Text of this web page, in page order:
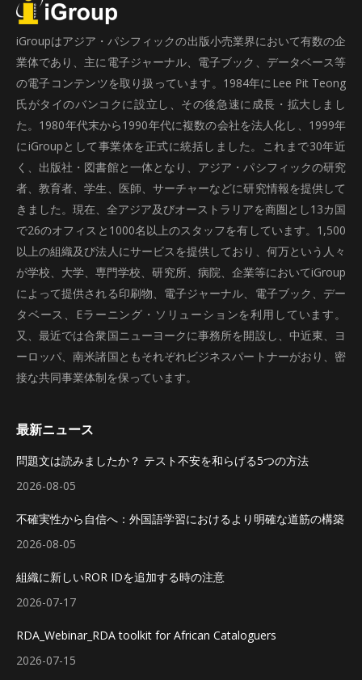
iGroupはアジア・パシフィックの出版小売業界において有数の企
業体であり、主に電子ジャーナル、電子ブック、データベース等
の電子コンテンツを取り扱っています。1984年にLee Pit Teong
氏がタイのバンコクに設立し、その後急速に成長・拡大しまし
た。1980年代末から1990年代に複数の会社を法人化し、1999年
にiGroupとして事業体を正式に統括しました。これまで30年近
く、出版社・図書館と一体となり、アジア・パシフィックの研究
者、教育者、学生、医師、サーチャーなどに研究情報を提供して
きました。現在、全アジア及びオーストラリアを商圏とし13カ国
で26のオフィスと1000名以上のスタッフを有しています。1,500
以上の組織及び法人にサービスを提供しており、何万という人々
が学校、大学、専門学校、研究所、病院、企業等においてiGroup
によって提供される印刷物、電子ジャーナル、電子ブック、デー
タベース、Eラーニング・ソリューションを利用しています。
又、最近では合衆国ニューヨークに事務所を開設し、中近東、ヨ
ーロッパ、南米諸国ともそれぞれビジネスパートナーがおり、密
接な共同事業体制を保っています。
最新ニュース
問題文は読みましたか？ テスト不安を和らげる5つの方法
2026-08-05
不確実性から自信へ：外国語学習におけるより明確な道筋の構築
2026-08-05
組織に新しいROR IDを追加する時の注意
2026-07-17
RDA_Webinar_RDA toolkit for African Cataloguers
2026-07-15